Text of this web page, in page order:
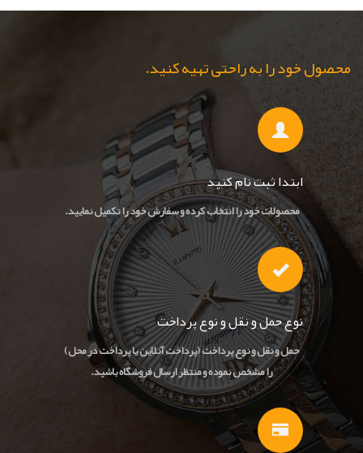
محصول خود را به راحتی تهیه کنید.
ابتدا ثبت نام کنید
محصولات خود را انتخاب کرده و سفارش خود را تکمیل نمایید.
نوع حمل و نقل و نوع پرداخت
حمل و نقل و نوع پرداخت (پرداخت آنلاین یا پرداخت در محل)
را مشخص نموده و منتظر ارسال فروشگاه باشید.